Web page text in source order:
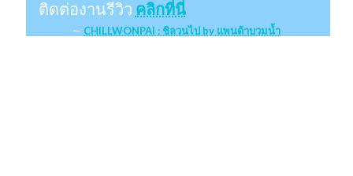
ติดต่องานรีวิว คลิกที่นี่
CHILLWONPAI : ชิลวนไป by แพนด้าบวมน้ำ